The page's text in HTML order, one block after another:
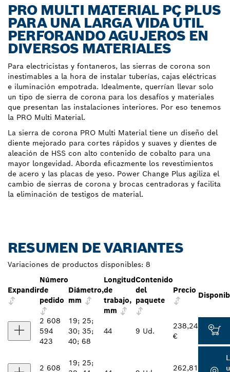
PRO MULTI MATERIAL PC PLUS
PARA UNA LARGA VIDA ÚTIL
PERFORANDO AGUJEROS EN
DIVERSOS MATERIALES
Para electricistas y fontaneros, las sierras de corona son
inestimables a la hora de instalar tuberías, cajas eléctricas
e iluminación empotrada. Idealmente, querrían llevar solo
un tipo de sierra de corona para los desafíos y materiales
que presentan las instalaciones interiores. Por eso tenemos
la PRO Multi Material.
La sierra de corona PRO Multi Material tiene un diseño del
diente mejorado para cortes rápidos y suaves y dientes de
aleación de HSS con alto contenido de cobalto para una
mayor longevidad. Aborda eficazmente los revestimientos
de acero y las placas de yeso. Power Change Plus agiliza el
cambio de sierras de corona y brocas centradoras y facilita
la eliminación de testigos de material.
RESUMEN DE VARIANTES
Variaciones de productos disponibles: 8
Expandir
Número
de
pedido
Diámetro,
mm
Longitud
de
trabajo,
mm
Contenido
del
paquete
Precio
2 608
594
423
19; 25;
30; 35;
40; 68
44 9 Ud.
238,24
€
2 608
19; 25;
262,81